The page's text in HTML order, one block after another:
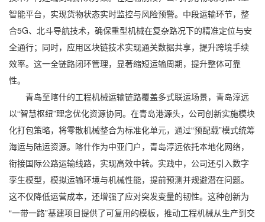
智能平台，实现货物状态实时监控与风险预警。中段运输环节，整
合5G、北斗导航技术，确保重型机械在复杂路况下的精准定位与安
全通行；同时，应用区块链技术实现通关数据共享，提升跨境手续
效率。这一全链路闭环管理，显著缩短运输周期，提升整体可靠
性。
青岛至喀什的工程机械运输链路覆盖多式联运场景，青岛淳远
以“智慧枢纽”理念优化资源协同。在青岛港源头，公司创新实施模块
化打包策略，将零散机械整合为标准化单元，通过“预配载”模式统筹
海运与陆运资源。喀什作为中亚门户，青岛淳远依托本地化网络，
衔接国际公路运输线路，实现高效中转。实践中，公司还引入数字
孪生模型，模拟运输环境与机械性能，提前预测并规避潜在问题。
这不仅降低运营成本，还增强了应对突发变量的韧性。这种创新为
“一带一路”基建项目提供了可复用的模板，推动工程机械从生产到交